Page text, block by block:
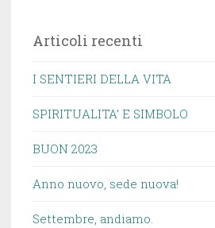
Articoli recenti
I SENTIERI DELLA VITA
SPIRITUALITA’ E SIMBOLO
BUON 2023
Anno nuovo, sede nuova!
Settembre, andiamo.